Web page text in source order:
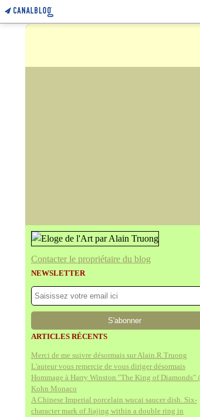
Contacter le propriétaire du blog
NEWSLETTER
ARTICLES RÉCENTS
Merci de me suivre désormais sur Alain.R.Truong
L'auteur vous remercie de vous diriger désormais
Hommage à Harry Winston "The King of Diamonds"
Kohn Monaco
A Chinese Imperial porcelain wucai saucer dish. Six-
character mark of Jiajing within a double ring in